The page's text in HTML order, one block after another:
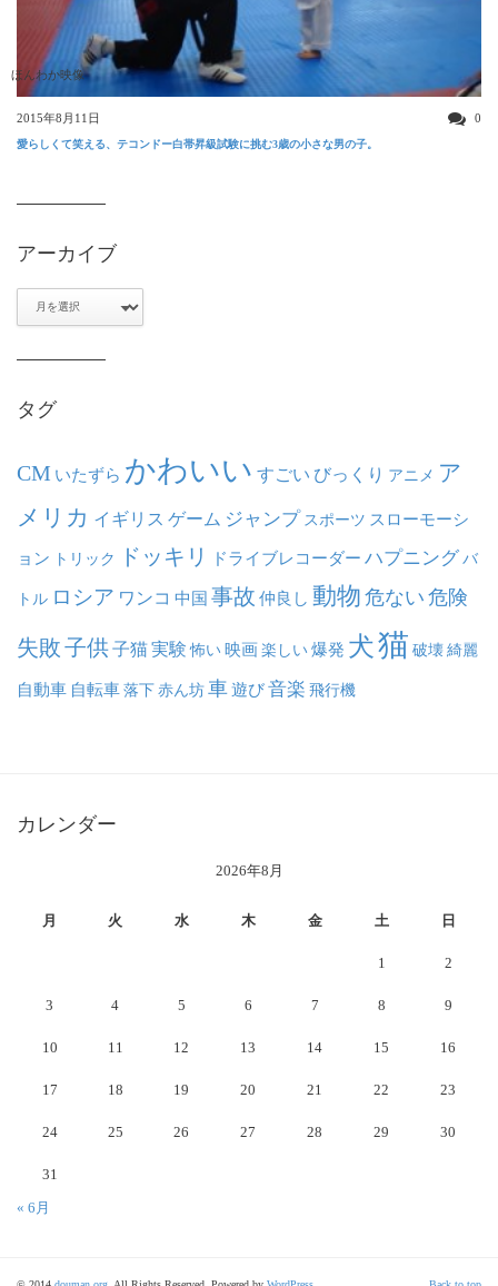
ほんわか映像
2015年8月11日 0
愛らしくて笑える、テコンドー白帯昇級試験に挑む3歳の小さな男の子。
アーカイブ
タグ
CM いたずら かわいい すごい びっくり アニメ ア
メリカ イギリス ゲーム ジャンプ スポーツ スローモーシ
ョン トリック ドッキリ ドライブレコーダー ハプニング バ
トル ロシア ワンコ 中国 事故 仲良し 動物 危ない 危険
失敗子供子猫実験 怖い映画楽しい爆発 犬猫 破壊綺麗
自動車 自転車落下赤ん坊車遊び音楽 飛行機
カレンダー
2026年8月
月 火 水 木 金 土 日
1 2
3 4 5 6 7 8 9
10 11 12 13 14 15 16
17 18 19 20 21 22 23
24 25 26 27 28 29 30
31
« 6月